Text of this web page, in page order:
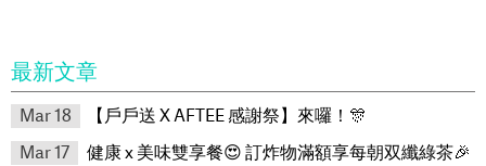
最新文章
Mar 18
【戶戶送 X AFTEE 感謝祭】來囉！🎊
Mar 17
健康 x 美味雙享餐😍 訂炸物滿額享每朝双纖綠茶🎉